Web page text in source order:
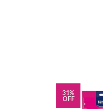
31%
OFF